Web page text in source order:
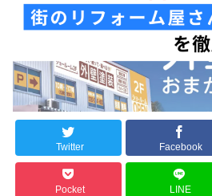
Twitter Facebook
Pocket LINE